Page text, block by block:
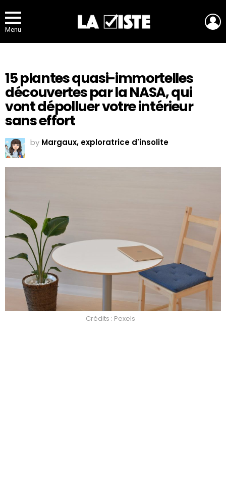
Menu
15 plantes quasi-immortelles
découvertes par la NASA, qui
vont dépolluer votre intérieur
sans effort
by Margaux, exploratrice d'insolite
Crédits : Pexels